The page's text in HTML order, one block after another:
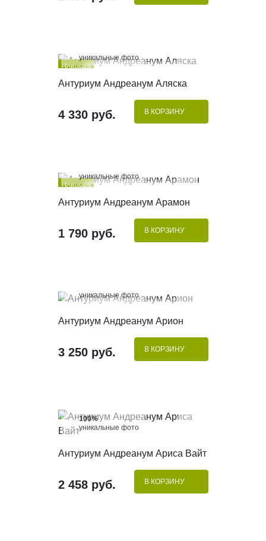
Новинка
уникальные фото
Антуриум Андреанум Аляска
4 330 руб. В КОРЗИНУ
Новинка
уникальные фото
Антуриум Андреанум Арамон
1 790 руб. В КОРЗИНУ
уникальные фото
Антуриум Андреанум Арион
3 250 руб. В КОРЗИНУ
100%
уникальные фото
КУПИТЬ В 1 КЛИК
Антуриум Андреанум Ариса Вайт
2 458 руб. В КОРЗИНУ